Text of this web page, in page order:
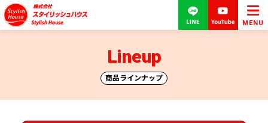
MENU
商品ラインナップ
Lineup